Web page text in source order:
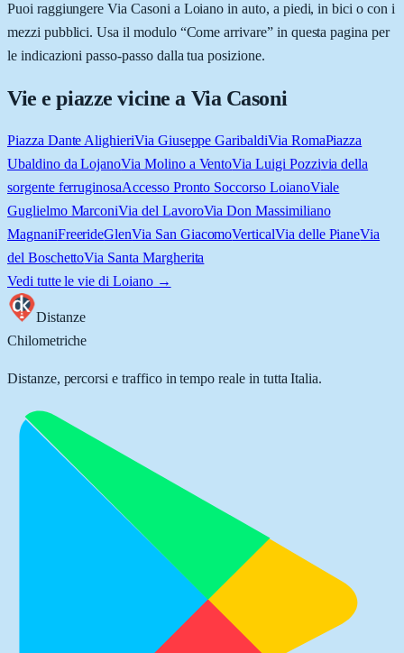
Puoi raggiungere Via Casoni a Loiano in auto, a piedi, in bici o con i
mezzi pubblici. Usa il modulo “Come arrivare” in questa pagina per
le indicazioni passo-passo dalla tua posizione.
Vie e piazze vicine a Via Casoni
Piazza Dante AlighieriVia Giuseppe GaribaldiVia RomaPiazza
Ubaldino da LojanoVia Molino a VentoVia Luigi Pozzivia della
sorgente ferruginosaAccesso Pronto Soccorso LoianoViale
Guglielmo MarconiVia del LavoroVia Don Massimiliano
MagnaniFreerideGlenVia San GiacomoVerticalVia delle PianeVia
del BoschettoVia Santa Margherita
Vedi tutte le vie di Loiano→
Distanze
Chilometriche
Distanze, percorsi e traffico in tempo reale in tutta Italia.